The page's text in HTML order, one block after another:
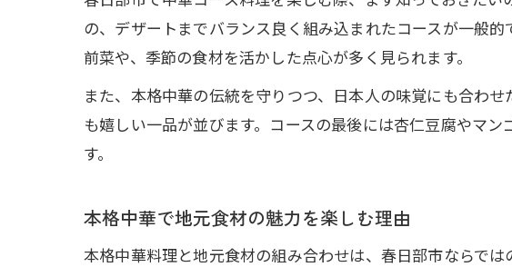
季節
中華料理
春日
家族
コスパ重
の、デザートまでバランス良く組み込まれたコースが一般
前菜や、季節の食材を活かした点心が多く見られます。
また、本格中華の伝統を守りつつ、日本人の味覚にも合わ
も嬉しい一品が並びます。コースの最後には杏仁豆腐やマ
す。
本格中華で地元食材の魅力を楽しむ理由
本格中華料理と地元食材の組み合わせは、春日部市ならで